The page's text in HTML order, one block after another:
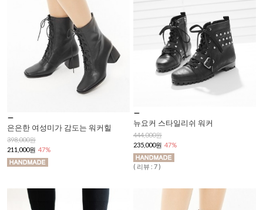
은은한 여성미가 감도는 워커힐
398,000원
211,000원 47%
뉴요커 스타일리쉬 워커
444,000원
235,000원 47%
( 리뷰 : 7 )